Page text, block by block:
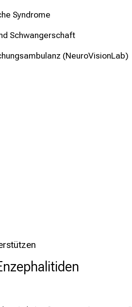
Syndrome
Schwangerschaft
(NeuroVisionLab)